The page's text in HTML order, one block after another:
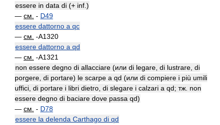
essere in data di (+ inf.)
— см. - D49
essere dattorno a qc
— см. -A1320
essere dattorno a qd
— см. -A1321
non essere degno di allacciare (или di legare, di lustrare, di
porgere, di portare) le scarpe a qd (или di compiere i più umili
uffici, di portare i libri dietro, di slegare i calzari a qd; тж. non
essere degno di baciare dove passa qd)
— см. - D78
essere la delenda Carthago di qd